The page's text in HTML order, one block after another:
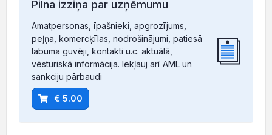
Pilna izziņa par uzņēmumu
Amatpersonas, īpašnieki, apgrozījums,
peļņa, komercķīlas, nodrošinājumi, patiesā
labuma guvēji, kontakti u.c. aktuālā,
vēsturiskā informācija. Iekļauj arī AML un
sankciju pārbaudi
€ 5.00